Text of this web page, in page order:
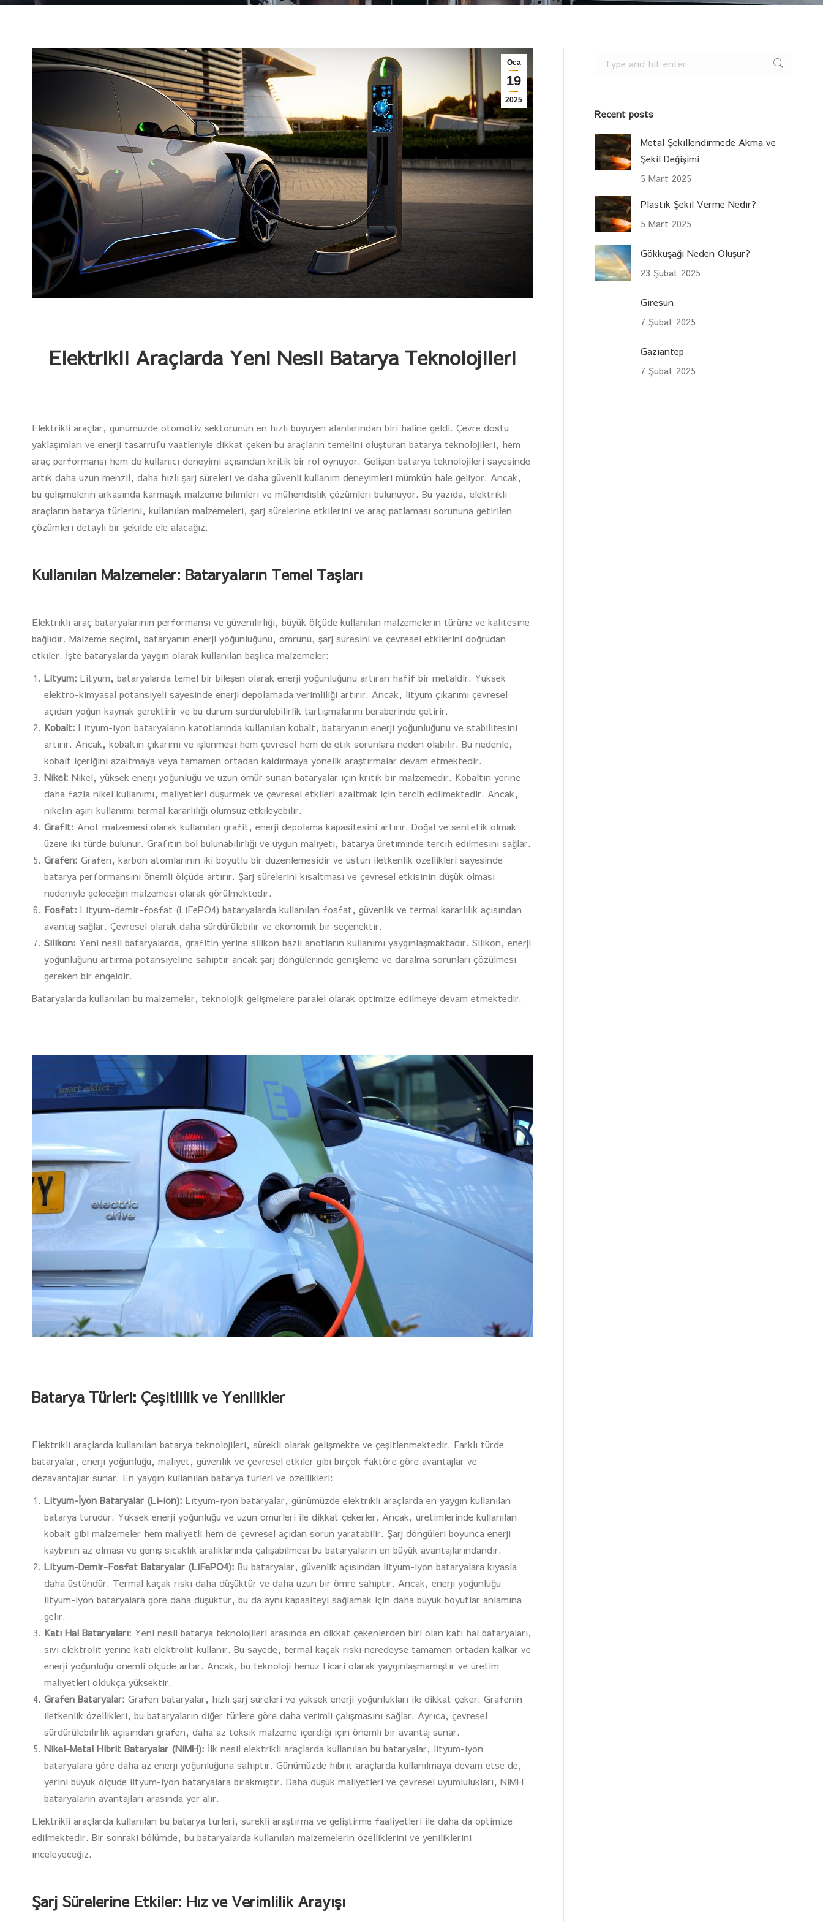
Oca
19
2025
Elektrikli Araçlarda Yeni Nesil Batarya Teknolojileri
Elektrikli araçlar, günümüzde otomotiv sektörünün en hızlı büyüyen alanlarından biri haline geldi. Çevre dostu
yaklaşımları ve enerji tasarrufu vaatleriyle dikkat çeken bu araçların temelini oluşturan batarya teknolojileri, hem
araç performansı hem de kullanıcı deneyimi açısından kritik bir rol oynuyor. Gelişen batarya teknolojileri sayesinde
artık daha uzun menzil, daha hızlı şarj süreleri ve daha güvenli kullanım deneyimleri mümkün hale geliyor. Ancak,
bu gelişmelerin arkasında karmaşık malzeme bilimleri ve mühendislik çözümleri bulunuyor. Bu yazıda, elektrikli
araçların batarya türlerini, kullanılan malzemeleri, şarj sürelerine etkilerini ve araç patlaması sorununa getirilen
çözümleri detaylı bir şekilde ele alacağız.
Kullanılan Malzemeler: Bataryaların Temel Taşları
Elektrikli araç bataryalarının performansı ve güvenilirliği, büyük ölçüde kullanılan malzemelerin türüne ve kalitesine
bağlıdır. Malzeme seçimi, bataryanın enerji yoğunluğunu, ömrünü, şarj süresini ve çevresel etkilerini doğrudan
etkiler. İşte bataryalarda yaygın olarak kullanılan başlıca malzemeler:
Lityum: Lityum, bataryalarda temel bir bileşen olarak enerji yoğunluğunu artıran hafif bir metaldir. Yüksek
elektro-kimyasal potansiyeli sayesinde enerji depolamada verimliliği artırır. Ancak, lityum çıkarımı çevresel
açıdan yoğun kaynak gerektirir ve bu durum sürdürülebilirlik tartışmalarını beraberinde getirir.
Kobalt: Lityum-iyon bataryaların katotlarında kullanılan kobalt, bataryanın enerji yoğunluğunu ve stabilitesini
artırır. Ancak, kobaltın çıkarımı ve işlenmesi hem çevresel hem de etik sorunlara neden olabilir. Bu nedenle,
kobalt içeriğini azaltmaya veya tamamen ortadan kaldırmaya yönelik araştırmalar devam etmektedir.
Nikel: Nikel, yüksek enerji yoğunluğu ve uzun ömür sunan bataryalar için kritik bir malzemedir. Kobaltın yerine
daha fazla nikel kullanımı, maliyetleri düşürmek ve çevresel etkileri azaltmak için tercih edilmektedir. Ancak,
nikelin aşırı kullanımı termal kararlılığı olumsuz etkileyebilir.
Grafit: Anot malzemesi olarak kullanılan grafit, enerji depolama kapasitesini artırır. Doğal ve sentetik olmak
üzere iki türde bulunur. Grafitin bol bulunabilirliği ve uygun maliyeti, batarya üretiminde tercih edilmesini sağlar.
Grafen: Grafen, karbon atomlarının iki boyutlu bir düzenlemesidir ve üstün iletkenlik özellikleri sayesinde
batarya performansını önemli ölçüde artırır. Şarj sürelerini kısaltması ve çevresel etkisinin düşük olması
nedeniyle geleceğin malzemesi olarak görülmektedir.
Fosfat: Lityum-demir-fosfat (LiFePO4) bataryalarda kullanılan fosfat, güvenlik ve termal kararlılık açısından
avantaj sağlar. Çevresel olarak daha sürdürülebilir ve ekonomik bir seçenektir.
Silikon: Yeni nesil bataryalarda, grafitin yerine silikon bazlı anotların kullanımı yaygınlaşmaktadır. Silikon, enerji
yoğunluğunu artırma potansiyeline sahiptir ancak şarj döngülerinde genişleme ve daralma sorunları çözülmesi
gereken bir engeldir.
Bataryalarda kullanılan bu malzemeler, teknolojik gelişmelere paralel olarak optimize edilmeye devam etmektedir.
Batarya Türleri: Çeşitlilik ve Yenilikler
Elektrikli araçlarda kullanılan batarya teknolojileri, sürekli olarak gelişmekte ve çeşitlenmektedir. Farklı türde
bataryalar, enerji yoğunluğu, maliyet, güvenlik ve çevresel etkiler gibi birçok faktöre göre avantajlar ve
dezavantajlar sunar. En yaygın kullanılan batarya türleri ve özellikleri:
Lityum-İyon Bataryalar (Li-ion): Lityum-iyon bataryalar, günümüzde elektrikli araçlarda en yaygın kullanılan
batarya türüdür. Yüksek enerji yoğunluğu ve uzun ömürleri ile dikkat çekerler. Ancak, üretimlerinde kullanılan
kobalt gibi malzemeler hem maliyetli hem de çevresel açıdan sorun yaratabilir. Şarj döngüleri boyunca enerji
kaybının az olması ve geniş sıcaklık aralıklarında çalışabilmesi bu bataryaların en büyük avantajlarındandır.
Lityum-Demir-Fosfat Bataryalar (LiFePO4): Bu bataryalar, güvenlik açısından lityum-iyon bataryalara kıyasla
daha üstündür. Termal kaçak riski daha düşüktür ve daha uzun bir ömre sahiptir. Ancak, enerji yoğunluğu
lityum-iyon bataryalara göre daha düşüktür, bu da aynı kapasiteyi sağlamak için daha büyük boyutlar anlamına
gelir.
Katı Hal Bataryaları: Yeni nesil batarya teknolojileri arasında en dikkat çekenlerden biri olan katı hal bataryaları,
sıvı elektrolit yerine katı elektrolit kullanır. Bu sayede, termal kaçak riski neredeyse tamamen ortadan kalkar ve
enerji yoğunluğu önemli ölçüde artar. Ancak, bu teknoloji henüz ticari olarak yaygınlaşmamıştır ve üretim
maliyetleri oldukça yüksektir.
Grafen Bataryalar: Grafen bataryalar, hızlı şarj süreleri ve yüksek enerji yoğunlukları ile dikkat çeker. Grafenin
iletkenlik özellikleri, bu bataryaların diğer türlere göre daha verimli çalışmasını sağlar. Ayrıca, çevresel
sürdürülebilirlik açısından grafen, daha az toksik malzeme içerdiği için önemli bir avantaj sunar.
Nikel-Metal Hibrit Bataryalar (NiMH): İlk nesil elektrikli araçlarda kullanılan bu bataryalar, lityum-iyon
bataryalara göre daha az enerji yoğunluğuna sahiptir. Günümüzde hibrit araçlarda kullanılmaya devam etse de,
yerini büyük ölçüde lityum-iyon bataryalara bırakmıştır. Daha düşük maliyetleri ve çevresel uyumlulukları, NiMH
bataryaların avantajları arasında yer alır.
Elektrikli araçlarda kullanılan bu batarya türleri, sürekli araştırma ve geliştirme faaliyetleri ile daha da optimize
edilmektedir. Bir sonraki bölümde, bu bataryalarda kullanılan malzemelerin özelliklerini ve yeniliklerini
inceleyeceğiz.
Şarj Sürelerine Etkiler: Hız ve Verimlilik Arayışı
Search:
Recent posts
Metal Şekillendirmede Akma ve
Şekil Değişimi
5 Mart 2025
Plastik Şekil Verme Nedir?
5 Mart 2025
Gökkuşağı Neden Oluşur?
23 Şubat 2025
Giresun
7 Şubat 2025
Gaziantep
7 Şubat 2025